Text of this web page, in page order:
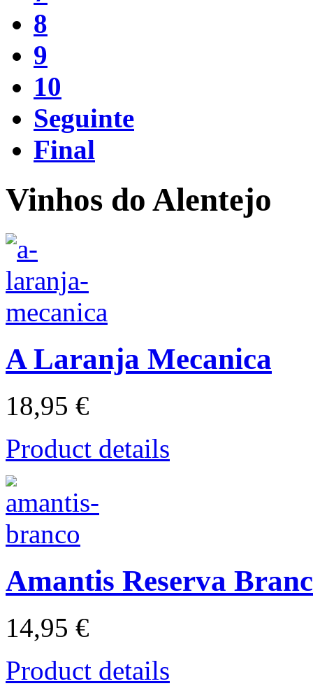
8
9
10
Seguinte
Final
Vinhos do Alentejo
A Laranja Mecanica
18,95 €
Product details
Amantis Reserva
14,95 €
Product details